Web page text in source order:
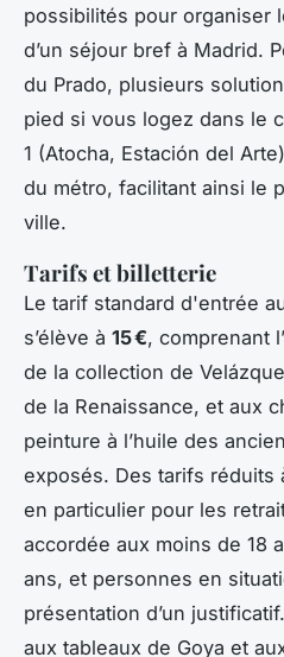
possibilités pour organiser
d’un séjour bref à Madrid.
du Prado, plusieurs
pied si vous logez dans le
1 (Atocha, Estación del
du métro, facilitant ainsi le
ville.
Tarifs et billetterie
Le tarif standard d'entrée
s’élève à 15 €, comprenant
de la collection de
de la Renaissance, et aux
peinture à l’huile des
exposés. Des tarifs réduits
en particulier pour les
accordée aux moins de 18
ans, et personnes en
présentation d’un
aux tableaux de Goya et